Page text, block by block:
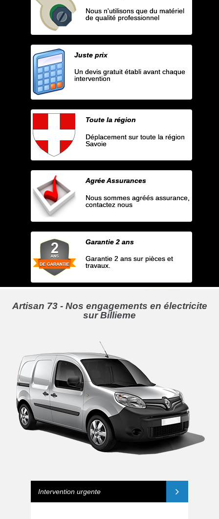
Nous n'utilisons que du matériel
de qualité professionnel
Juste prix
Un devis gratuit établi avant chaque
intervention
Toute la région
Déplacement sur toute la région
Savoie
Agrée Assurances
Nous sommes agréés assurance,
contactez nous
Garantie 2 ans
Garantie 2 ans sur pièces et
travaux.
Artisan 73 - Nos engagements en électricite
sur Billieme
Intervention urgente